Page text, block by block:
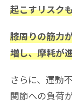
起こすリスク
膝周りの筋力
増し、摩耗が
さらに、運動
関節への負荷